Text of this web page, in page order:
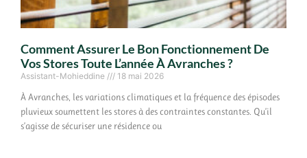
Comment Assurer Le Bon Fonctionnement De
Vos Stores Toute L’année À Avranches ?
Assistant-Mohieddine 18 mai 2026
À Avranches, les variations climatiques et la fréquence des épisodes
pluvieux soumettent les stores à des contraintes constantes. Qu’il
s’agisse de sécuriser une résidence ou